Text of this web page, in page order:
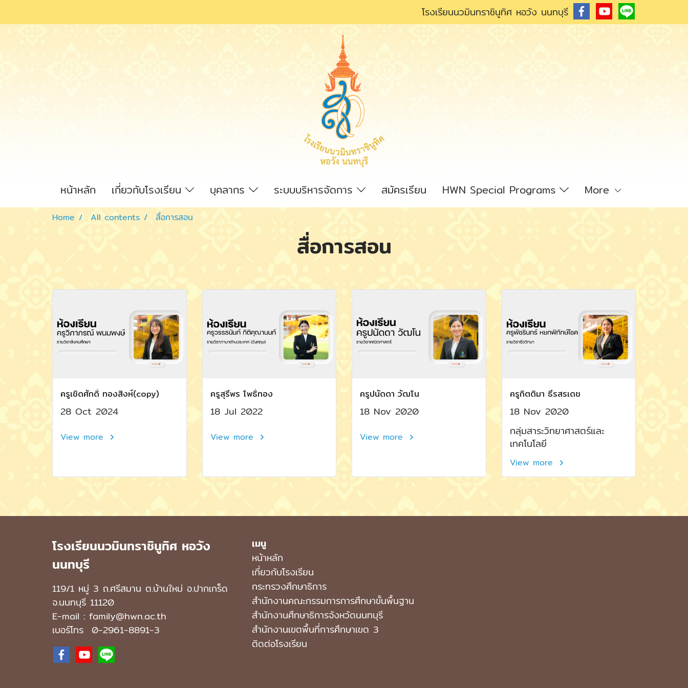
โรงเรียนนวมินทราชินูทิศ หอวัง นนทบุรี
หน้าหลัก เกี่ยวกับโรงเรียน บุคลากร ระบบบริหารจัดการ สมัครเรียน HWN Special Programs More
Home All contents สื่อการสอน
สื่อการสอน
ครูเชิดศักดิ์ ทองสิงห์(copy)
28 Oct 2024
View more
ครูสุรีพร โพธิ์ทอง
18 Jul 2022
View more
ครูปนัดดา วัฒโน
18 Nov 2020
View more
ครูกิตติมา ธีรสรเดช
18 Nov 2020
กลุ่มสาระวิทยาศาสตร์และ
เทคโนโลยี
View more
โรงเรียนนวมินทราชินูทิศ หอวัง
นนทบุรี
119/1 หมู่ 3 ถ.ศรีสมาน ต.บ้านใหม่ อ.ปากเกร็ด
จ.นนทบุรี 11120
E-mail : family@hwn.ac.th
เบอร์โทร 0-2961-8891-3
เมนู
หน้าหลัก
เกี่ยวกับโรงเรียน
กระทรวงศึกษาธิการ
สำนักงานคณะกรรมการการศึกษาขั้นพื้นฐาน
สำนักงานศึกษาธิการจังหวัดนนทบุรี
สำนักงานเขตพื้นที่การศึกษาเขต 3
ติดต่อโรงเรียน